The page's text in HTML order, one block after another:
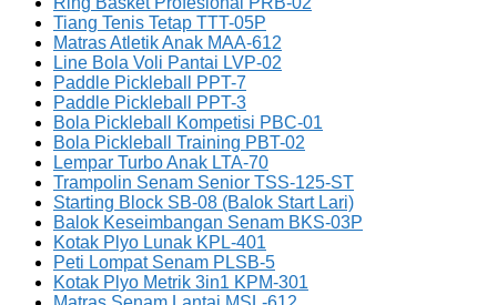
Tiang Tenis Tetap TTT-05P
Matras Atletik Anak MAA-612
Line Bola Voli Pantai LVP-02
Paddle Pickleball PPT-7
Paddle Pickleball PPT-3
Bola Pickleball Kompetisi PBC-01
Bola Pickleball Training PBT-02
Lempar Turbo Anak LTA-70
Trampolin Senam Senior TSS-125-ST
Starting Block SB-08 (Balok Start Lari)
Balok Keseimbangan Senam BKS-03P
Kotak Plyo Lunak KPL-401
Peti Lompat Senam PLSB-5
Kotak Plyo Metrik 3in1 KPM-301